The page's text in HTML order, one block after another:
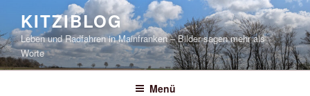
springen
KITZIBLOG
Leben und Radfahren in Mainfranken – Bilder sagen mehr als
Worte
Menü